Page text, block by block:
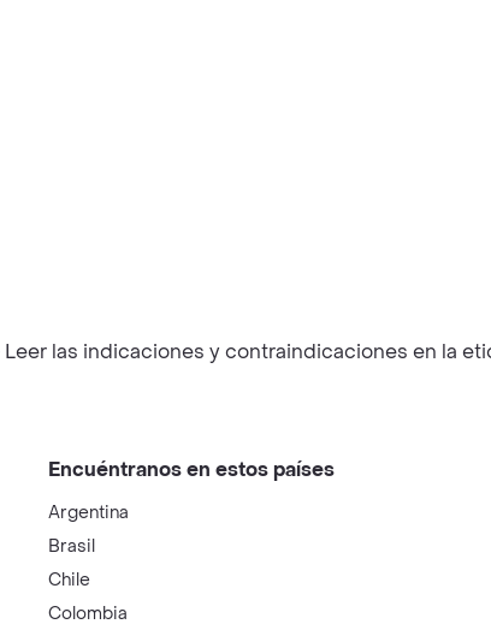
las indicaciones y contraindicaciones en la
Encuéntranos en estos países
Argentina
Brasil
Chile
Colombia